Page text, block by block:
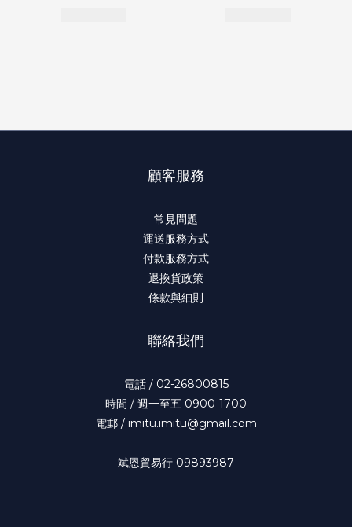
顧客服務
常見問題
運送服務方式
付款服務方式
退換貨政策
條款與細則
聯絡我們
電話 / 02-26800815
時間 / 週一至五 0900-1700
電郵 / imitu.imitu@gmail.com
斌恩貿易行 09893987